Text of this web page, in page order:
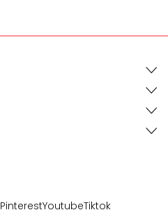
PinterestYoutubeTiktok